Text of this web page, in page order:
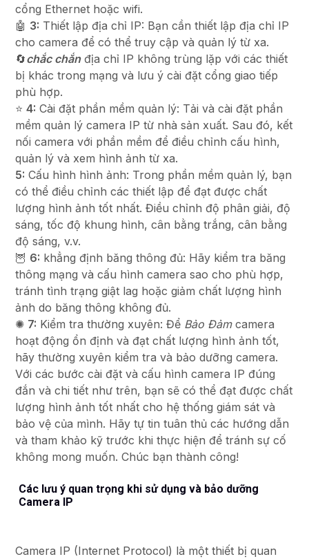
cổng Ethernet hoặc wifi.
🤖️ 3: Thiết lập địa chỉ IP: Bạn cần thiết lập địa chỉ IP
cho camera để có thể truy cập và quản lý từ xa.
🔄chắc chắnđịa chỉ IP không trùng lặp với các thiết
bị khác trong mạng và lưu ý cài đặt cổng giao tiếp
phù hợp.
⭐ 4: Cài đặt phần mềm quản lý: Tải và cài đặt phần
mềm quản lý camera IP từ nhà sản xuất. Sau đó, kết
nối camera với phần mềm để điều chỉnh cấu hình,
quản lý và xem hình ảnh từ xa.
5: Cấu hình hình ảnh: Trong phần mềm quản lý, bạn
có thể điều chỉnh các thiết lập để đạt được chất
lượng hình ảnh tốt nhất. Điều chỉnh độ phân giải, độ
sáng, tốc độ khung hình, cân bằng trắng, cân bằng
độ sáng, v.v.
🦉 6: khẳng định băng thông đủ: Hãy kiểm tra băng
thông mạng và cấu hình camera sao cho phù hợp,
tránh tình trạng giật lag hoặc giảm chất lượng hình
ảnh do băng thông không đủ.
✺ 7: Kiểm tra thường xuyên: Để Bảo Đảmcamera
hoạt động ổn định và đạt chất lượng hình ảnh tốt,
hãy thường xuyên kiểm tra và bảo dưỡng camera.
Với các bước cài đặt và cấu hình camera IP đúng
đắn và chi tiết như trên, bạn sẽ có thể đạt được chất
lượng hình ảnh tốt nhất cho hệ thống giám sát và
bảo vệ của mình. Hãy tự tin tuân thủ các hướng dẫn
và tham khảo kỹ trước khi thực hiện để tránh sự cố
không mong muốn. Chúc bạn thành công!
Các lưu ý quan trọng khi sử dụng và bảo dưỡng
Camera IP
Camera IP (Internet Protocol) là một thiết bị quan